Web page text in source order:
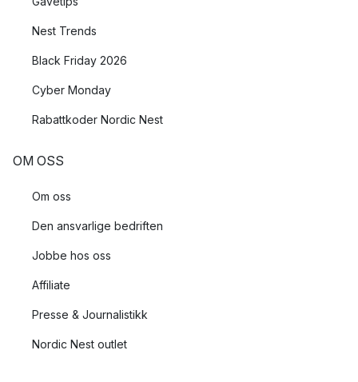
Nest Trends
Black Friday 2026
Cyber Monday
Rabattkoder Nordic Nest
OM OSS
Om oss
Den ansvarlige bedriften
Jobbe hos oss
Affiliate
Presse & Journalistikk
Nordic Nest outlet